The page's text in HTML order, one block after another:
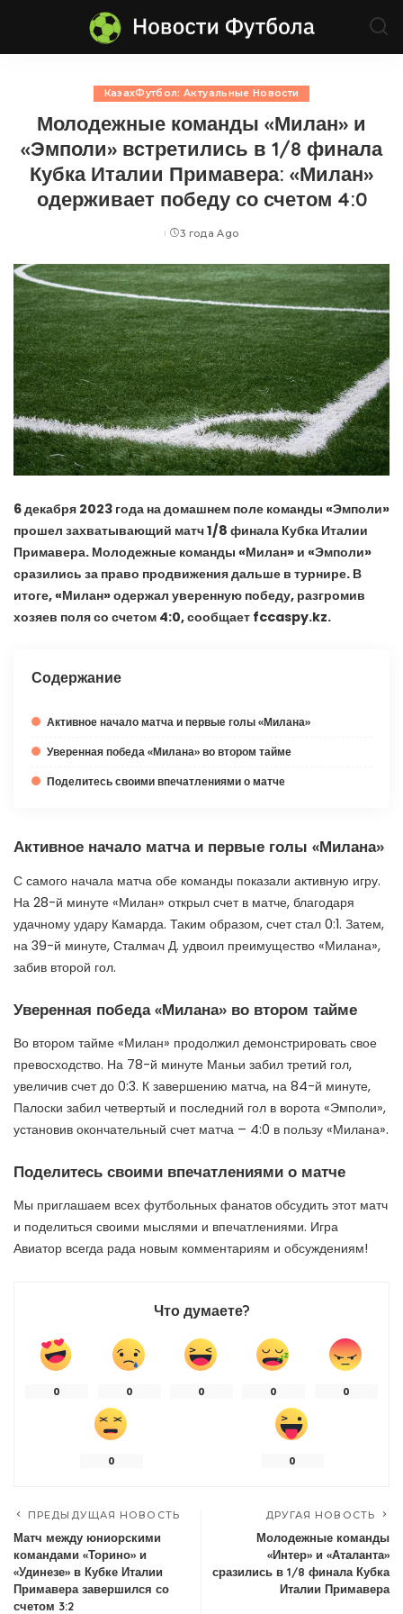
КазахФутбол: Актуальные Новости
Молодежные команды «Милан» и
«Эмполи» встретились в 1/8 финала
Кубка Италии Примавера: «Милан»
одерживает победу со счетом 4:0
Posted
3 года Ago
6 декабря 2023 года на домашнем поле команды «Эмполи»
прошел захватывающий матч 1/8 финала Кубка Италии
Примавера. Молодежные команды «Милан» и «Эмполи»
сразились за право продвижения дальше в турнире. В
итоге, «Милан» одержал уверенную победу, разгромив
хозяев поля со счетом 4:0, сообщает fccaspy.kz.
Содержание
Активное начало матча и первые голы «Милана»
Уверенная победа «Милана» во втором тайме
Поделитесь своими впечатлениями о матче
Активное начало матча и первые голы «Милана»
С самого начала матча обе команды показали активную игру.
На 28-й минуте «Милан» открыл счет в матче, благодаря
удачному удару Камарда. Таким образом, счет стал 0:1. Затем,
на 39-й минуте, Сталмач Д. удвоил преимущество «Милана»,
забив второй гол.
Уверенная победа «Милана» во втором тайме
Во втором тайме «Милан» продолжил демонстрировать свое
превосходство. На 78-й минуте Маньи забил третий гол,
увеличив счет до 0:3. К завершению матча, на 84-й минуте,
Палоски забил четвертый и последний гол в ворота «Эмполи»,
установив окончательный счет матча – 4:0 в пользу «Милана».
Поделитесь своими впечатлениями о матче
Мы приглашаем всех футбольных фанатов обсудить этот матч
и поделиться своими мыслями и впечатлениями. Игра
Авиатор всегда рада новым комментариям и обсуждениям!
Что думаете?
0 0 0 0 0
0 0
ПРЕДЫДУЩАЯ НОВОСТЬ
Матч между юниорскими
командами «Торино» и
«Удинезе» в Кубке Италии
Примавера завершился со
счетом 3:2
ДРУГАЯ НОВОСТЬ
Молодежные команды
«Интер» и «Аталанта»
сразились в 1/8 финала Кубка
Италии Примавера